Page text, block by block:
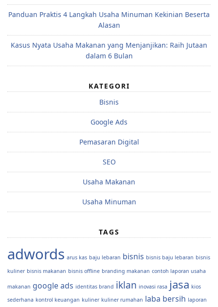
Panduan Praktis 4 Langkah Usaha Minuman Kekinian Beserta
Alasan
Kasus Nyata Usaha Makanan yang Menjanjikan: Raih Jutaan
dalam 6 Bulan
KATEGORI
Bisnis
Google Ads
Pemasaran Digital
SEO
Usaha Makanan
Usaha Minuman
TAGS
adwords arus kas baju lebaran bisnis bisnis baju lebaran bisnis
kuliner bisnis makanan bisnis offline branding makanan contoh laporan usaha
makanan google ads identitas brand iklan inovasi rasa jasa kios
sederhana kontrol keuangan kuliner kuliner rumahan laba bersih laporan